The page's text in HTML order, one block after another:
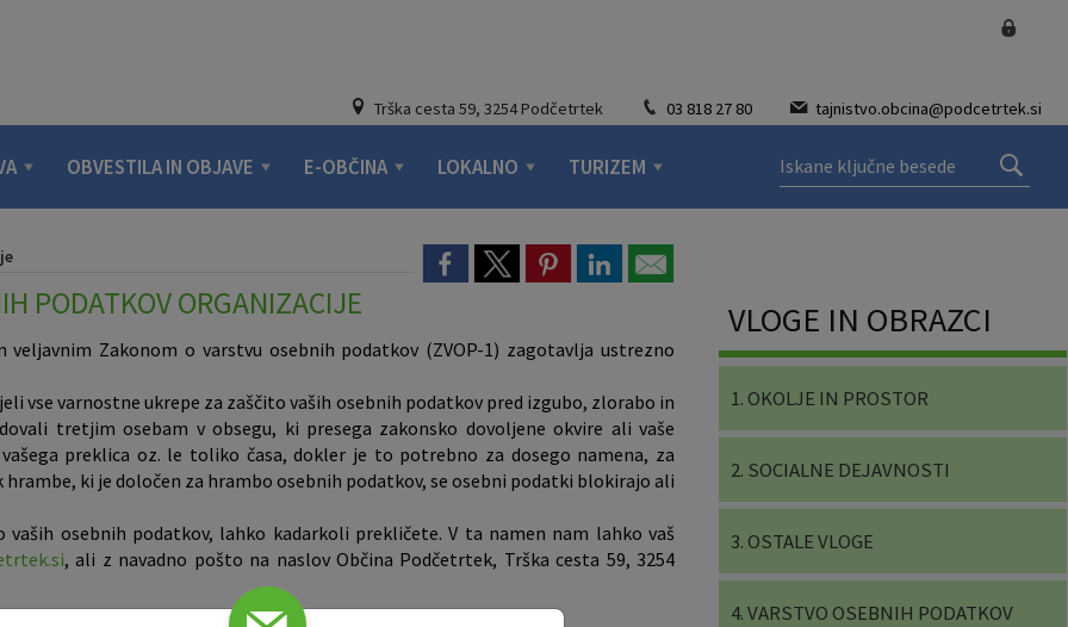
Trška cesta 59, 3254 Podčetrtek 03 818 27 80 tajnistvo.obcina@podcetrtek.si
OBVESTILA IN OBJAVE E-OBČINA LOKALNO TURIZEM
PODATKOV ORGANIZACIJE
Zakonom o varstvu osebnih podatkov (ZVOP-1) zagotavlja ustrezno
vse varnostne ukrepe za zaščito vaših osebnih podatkov pred izgubo, zlorabo in
tretjim osebam v obsegu, ki presega zakonsko dovoljene okvire ali vaše
preklica oz. le toliko časa, dokler je to potrebno za dosego namena, za
ki je določen za hrambo osebnih podatkov, se osebni podatki blokirajo ali
osebnih podatkov, lahko kadarkoli prekličete. V ta namen nam lahko vaš
, ali z navadno pošto na naslov Občina Podčetrtek, Trška cesta 59, 3254
VLOGE IN OBRAZCI
1. OKOLJE IN PROSTOR
2. SOCIALNE DEJAVNOSTI
3. OSTALE VLOGE
4. VARSTVO OSEBNIH PODATKOV